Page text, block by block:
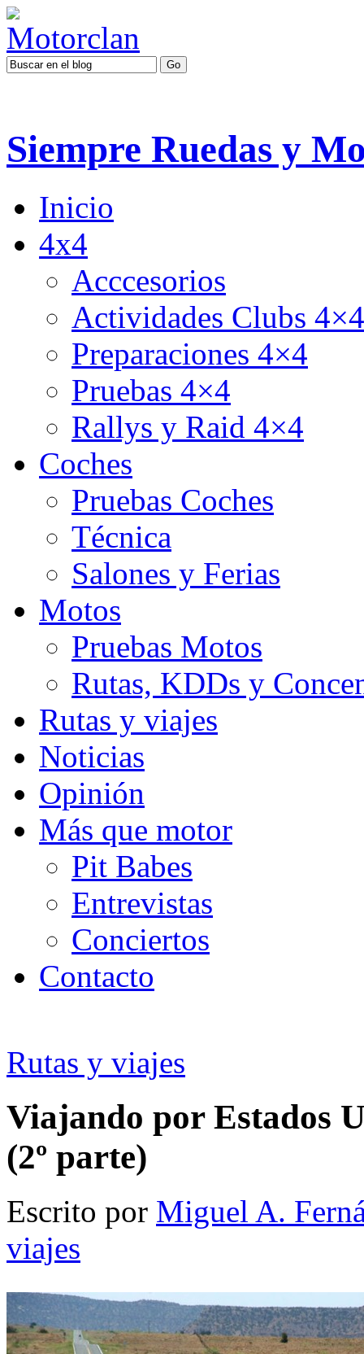
Siempre Ruedas y
Inicio
4x4
Acccesorios
Actividades Clubs 4×4
Preparaciones 4×4
Pruebas 4×4
Rallys y Raid 4×4
Coches
Pruebas Coches
Técnica
Salones y Ferias
Motos
Pruebas Motos
Rutas, KDDs y
Rutas y viajes
Noticias
Opinión
Más que motor
Pit Babes
Entrevistas
Conciertos
Contacto
Rutas y viajes
Viajando por Estados
(2º parte)
Escrito por Miguel A.
viajes